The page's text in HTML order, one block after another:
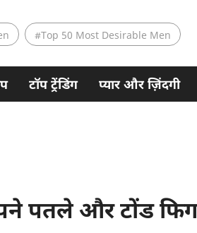
#Top 50 Most Desirable Men
टॉप ट्रेंडिंग प्यार और ज़िंदगी
पतले और टोंड